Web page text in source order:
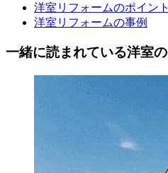
洋室リフォームのポイント
洋室リフォームの事例
一緒に読まれている洋室の